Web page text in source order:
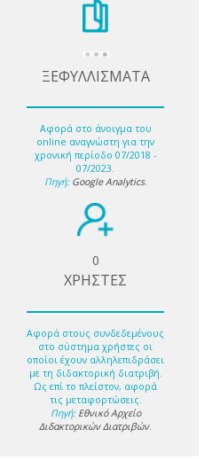
ΞΕΦΥΛΛΙΣΜΑΤΑ
Αφορά στο άνοιγμα του
online αναγνώστη για την
χρονική περίοδο 07/2018 -
07/2023.
Πηγή: Google Analytics.
0
ΧΡΗΣΤΕΣ
Αφορά στους συνδεδεμένους
στο σύστημα χρήστες οι
οποίοι έχουν αλληλεπιδράσει
με τη διδακτορική διατριβή.
Ως επί το πλείστον, αφορά
τις μεταφορτώσεις.
Πηγή: Εθνικό Αρχείο
Διδακτορικών Διατριβών.